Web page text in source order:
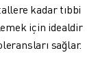
kadar tıbbi
için idealdir
sağlar.